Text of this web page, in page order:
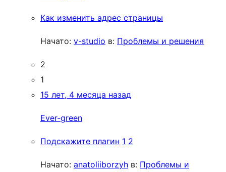
Как изменить адрес страницы
Начато: v-studio в: Проблемы и решения
2
1
15 лет, 4 месяца назад
Ever-green
Подскажите плагин 1 2
Начато: anatoliiborzyh в: Проблемы и